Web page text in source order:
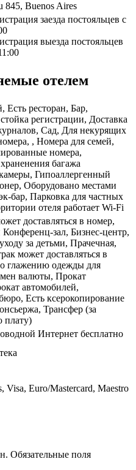
845, Buenos Aires
заезда постояльцев с
выезда постояльцев
отелем
Есть ресторан, Бар,
регистрации, Доставка
Сад, Для некурящих
, Номера для семей,
номера,
багажа
Гипоаллергенный
Оборудовано местами
бар, Парковка для частных
отеля работает Wi-Fi
доставляться в номер,
зал, Бизнес-центр,
за детьми, Прачечная,
может доставляться в
глажению одежды для
валюты, Прокат
автомобилей,
Есть ксерокопирование
Трансфер (за
плату)
Интернет бесплатно
Visa, Euro/Mastercard, Maestro
Обязательные поля